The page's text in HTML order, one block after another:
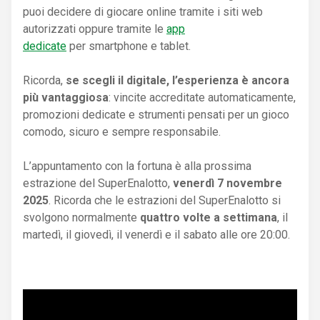
puoi decidere di giocare online tramite i siti web
autorizzati oppure tramite le app
dedicate per smartphone e tablet.
Ricorda, se scegli il digitale, l’esperienza è ancora
più vantaggiosa: vincite accreditate automaticamente,
promozioni dedicate e strumenti pensati per un gioco
comodo, sicuro e sempre responsabile.
L’appuntamento con la fortuna è alla prossima
estrazione del SuperEnalotto, venerdì 7 novembre
2025 . Ricorda che le estrazioni del SuperEnalotto si
svolgono normalmente quattro volte a settimana, il
martedì, il giovedì, il venerdì e il sabato alle ore 20:00.